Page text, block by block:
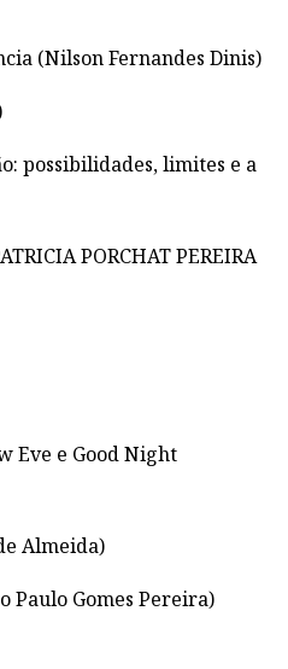
(Nilson Fernandes Dinis)
possibilidades, limites e a
PORCHAT PEREIRA
Eve e Good Night
Almeida)
Paulo Gomes Pereira)